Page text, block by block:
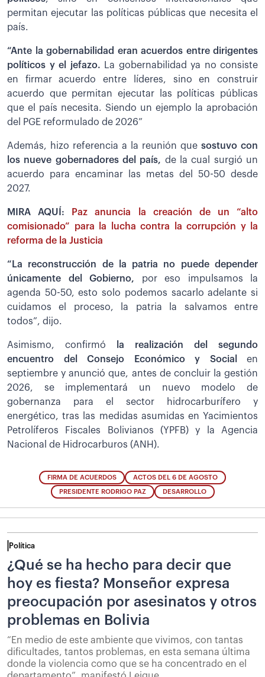
permitan ejecutar las políticas públicas que necesita el
país.
“Ante la gobernabilidad eran acuerdos entre dirigentes
políticos y el jefazo. La gobernabilidad ya no consiste
en firmar acuerdo entre líderes, sino en construir
acuerdo que permitan ejecutar las políticas públicas
que el país necesita. Siendo un ejemplo la aprobación
del PGE reformulado de 2026”
Además, hizo referencia a la reunión que sostuvo con
los nueve gobernadores del país, de la cual surgió un
acuerdo para encaminar las metas del 50-50 desde
2027.
MIRA AQUÍ:
Paz anuncia la creación de un “alto
comisionado” para la lucha contra la corrupción y la
reforma de la Justicia
“La reconstrucción de la patria no puede depender
únicamente del Gobierno, por eso impulsamos la
agenda 50-50, esto solo podemos sacarlo adelante si
cuidamos el proceso, la patria la salvamos entre
todos”, dijo.
Asimismo, confirmó la realización del segundo
encuentro del Consejo Económico y Social en
septiembre y anunció que, antes de concluir la gestión
2026, se implementará un nuevo modelo de
gobernanza para el sector hidrocarburífero y
energético, tras las medidas asumidas en Yacimientos
Petrolíferos Fiscales Bolivianos (YPFB) y la Agencia
Nacional de Hidrocarburos (ANH).
FIRMA DE ACUERDOS ACTOS DEL 6 DE AGOSTO
PRESIDENTE RODRIGO PAZ DESARROLLO
Política
¿Qué se ha hecho para decir que
hoy es fiesta? Monseñor expresa
preocupación por asesinatos y otros
problemas en Bolivia
“En medio de este ambiente que vivimos, con tantas
dificultades, tantos problemas, en esta semana última
donde la violencia como que se ha concentrado en el